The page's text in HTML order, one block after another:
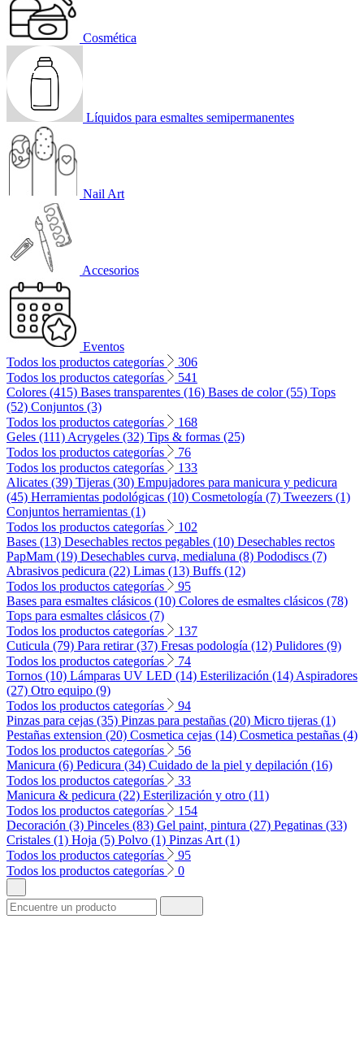
Cosmética
Líquidos para esmaltes semipermanentes
Nail Art
Accesorios
Eventos
Todos los productos categorías
306
Todos los productos categorías
541
Colores (415) Bases transparentes (16) Bases de color (55) Tops
(52) Conjuntos (3)
Todos los productos categorías
168
Geles (111) Acrygeles (32) Tips & formas (25)
Todos los productos categorías
76
Todos los productos categorías
133
Alicates (39) Tijeras (30) Empujadores para manicura y pedicura
(45) Herramientas podológicas (10) Cosmetología (7) Tweezers (1)
Conjuntos herramientas (1)
Todos los productos categorías
102
Bases (13) Desechables rectos pegables (10) Desechables rectos
PapMam (19) Desechables curva, medialuna (8) Pododiscs (7)
Abrasivos pedicura (22) Limas (13) Buffs (12)
Todos los productos categorías
95
Bases para esmaltes clásicos (10) Colores de esmaltes clásicos (78)
Tops para esmaltes clásicos (7)
Todos los productos categorías
137
Cuticula (79) Para retirar (37) Fresas podología (12) Pulidores (9)
Todos los productos categorías
74
Tornos (10) Lámparas UV LED (14) Esterilización (14) Aspiradores
(27) Otro equipo (9)
Todos los productos categorías
94
Pinzas para cejas (35) Pinzas para pestañas (20) Micro tijeras (1)
Pestañas extension (20) Cosmetica cejas (14) Cosmetica pestañas (4)
Todos los productos categorías
56
Manicura (6) Pedicura (34) Cuidado de la piel y depilación (16)
Todos los productos categorías
33
Manicura & pedicura (22) Esterilización y otro (11)
Todos los productos categorías
154
Decoración (3) Pinceles (83) Gel paint, pintura (27) Pegatinas (33)
Cristales (1) Hoja (5) Polvo (1) Pinzas Art (1)
Todos los productos categorías
95
Todos los productos categorías
0